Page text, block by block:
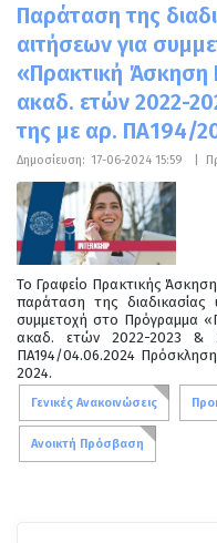
Παράταση της
αιτήσεων για
«Πρακτική Άσκηση
ακαδ. ετών 2022-
της με αρ. ΠΑ194/
Δημοσίευση: 17-06-2024 15:59
Το Γραφείο Πρακτικής
παράταση της διαδικασίας
συμμετοχή στο Πρόγραμμα
ακαδ. ετών 2022-2023 &
ΠΑ194/04.06.2024
2024.
Γενικές Ανακοινώσεις
Ανοικτή Πρόσβαση